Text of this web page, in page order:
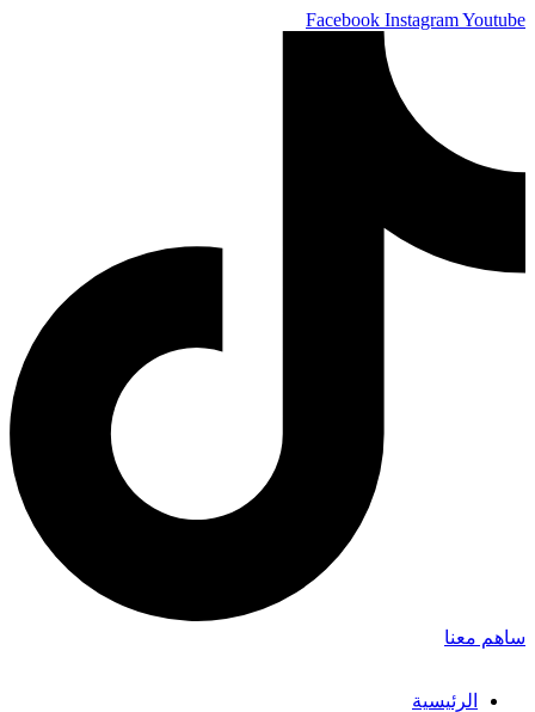
Skip
Facebook InstagramYoutube
ساهم معنا
الرئيسية